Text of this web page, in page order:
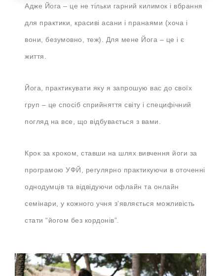
Адже Йога – це не тільки гарний килимок і вбрання
для практики, красиві асани і пранаями (хоча і
вони, безумовно, теж). Для мене Йога – це і є
життя.
Йога, практикувати яку я запрошую вас до своїх
груп – це спосіб сприйняття світу і специфічний
погляд на все, що відбувається з вами.
Крок за кроком, ставши на шлях вивчення йоги за
програмою УФЙ, регулярно практикуючи в оточенні
однодумців та відвідуючи офлайн та онлайн
семінари, у кожного учня з’являється можливість
стати “йогом без кордонів”.